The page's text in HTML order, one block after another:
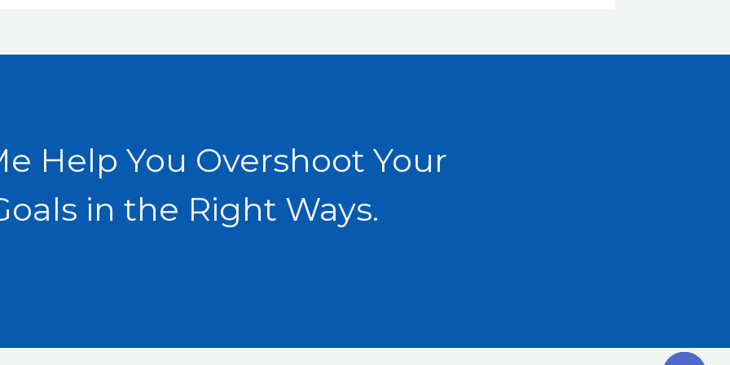
Help You Overshoot Your
in the Right Ways.